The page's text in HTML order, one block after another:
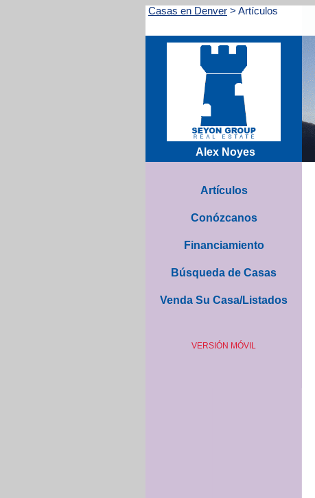
Casas en Denver > Artículos
Alex Noyes
Artículos
Conózcanos
Financiamiento
Búsqueda de Casas
Venda Su Casa/Listados
VERSIÓN MÓVIL